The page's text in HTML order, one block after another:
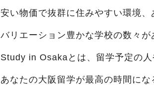
安い物価で抜群に住みやすい環境、
バリエーション豊かな学校の数々が
Study in Osakaとは、留学予定の人
あなたの大阪留学が最高の時間に